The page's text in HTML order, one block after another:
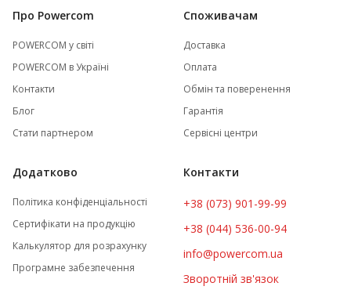
Про Powercom
POWERCOM у світі
POWERCOM в Україні
Контакти
Блог
Стати партнером
Споживачам
Доставка
Оплата
Обмін та поверенення
Гарантія
Сервісні центри
Додатково
Політика конфіденціальності
Сертифікати на продукцію
Калькулятор для розрахунку
Програмне забезпечення
Контакти
+38 (073) 901-99-99
+38 (044) 536-00-94
info@powercom.ua
Зворотній зв'язок